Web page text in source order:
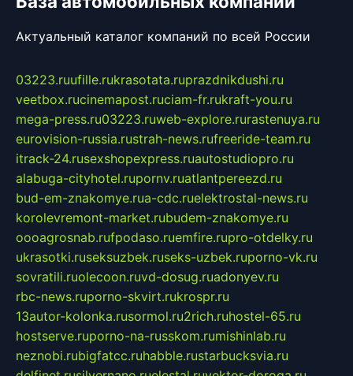
Актуальный каталог компаний по всей России
03223.ruufille.rukrasotata.ruprazdnikdushi.ru
veetbox.rucinemapost.ruciam-fr.rukraft-you.ru
mega-press.ru03223.ruweb-explore.rurastenuya.ru
eurovision-russia.rustrah-news.rufreeride-team.ru
itrack-24.rusexshopexpress.ruautostudiopro.ru
alabuga-cityhotel.rupornv.ruatlantpereezd.ru
bud-em-znakomye.rua-cdc.ruelektrostal-news.ru
korolevremont-market.rubudem-znakomye.ru
oooagrosnab.rufpodaso.ruemfire.rupro-otdelky.ru
ukrasotki.ruseksuzbek.ruseks-uzbek.ruporno-vk.ru
sovratili.ruolecoon.ruvd-dosug.ruadonyev.ru
rbc-news.ruporno-skvirt.rukrospr.ru
13autor-kolonka.rusormol.ru2rich.ruhostel-65.ru
hostserve.ruporno-na-russkom.rumishinlab.ru
neznobi.rubigfatcc.ruhabble.rustarbucksvia.ru